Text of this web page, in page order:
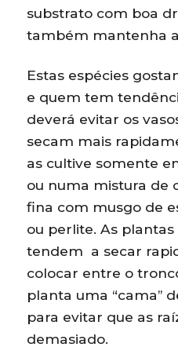
substrato com boa
também mantenha
Estas espécies
e quem tem
deverá evitar os
secam mais
as cultive somente
ou numa mistura de
fina com musgo de
ou perlite. As
tendem a secar
colocar entre o
planta uma “cama”
para evitar que as
demasiado.